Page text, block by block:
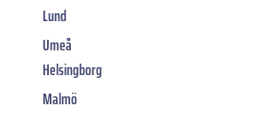
Lund
Umeå
Helsingborg
Malmö